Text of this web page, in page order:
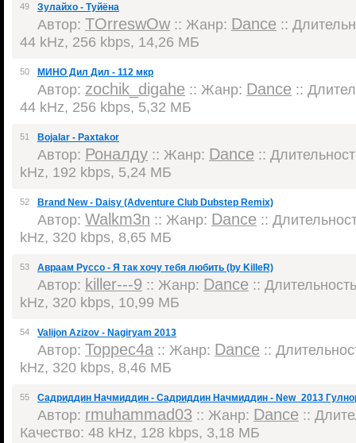
49 Зулайхо - Туйёна
Автор: TOrreswOw:: Жанр: Dance ::
44 kHz, 256 kbps, 14,26 МБ
50 МИНО Дил Дил - 112 мкр
Автор: zochik_digahe :: Жанр: Dance ::
44 kHz, 256 kbps, 5,32 МБ
51 Bojalar - Paxtakor
Автор: Роналду :: Жанр: Dance ::
kHz, 192 kbps, 5,24 МБ
52 Brand New - Daisy (Adventure Club Dubstep Remix)
Автор: Walkm3n :: Жанр: Dance ::
kHz, 320 kbps, 8,65 МБ
53 Авраам Руссо - Я так хочу тебя любить (by KilleR)
Автор: killer---9 :: Жанр: Dance ::
kHz, 320 kbps, 10,99 МБ
54 Valijon Azizov - Nagiryam 2013
Автор: Торрес4а :: Жанр: Dance ::
kHz, 320 kbps, 8,46 МБ
55 Садриддин Начмиддин - Садриддин Начмиддин - New_2013
Автор: rmuhammad03 :: Жанр: Dance ::
Качество: 48 kHz, 128 kbps, 3,18 МБ